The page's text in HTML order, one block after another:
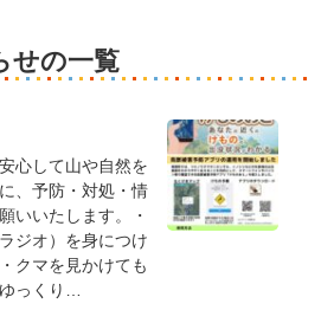
せの一覧
心して山や自然を
、予防・対処・情
いいたします。・
ジオ）を身につけ
クマを見かけても
っくり…